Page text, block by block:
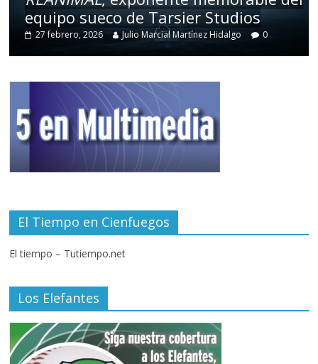
equipo sueco de Tarsier Studios
27 febrero, 2026 Julio Marcial Martínez Hidalgo 0
El Tiempo en Cienfuegos
El tiempo – Tutiempo.net
Los Elefantes